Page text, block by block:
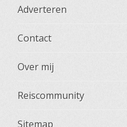
Adverteren
Contact
Over mij
Reiscommunity
Sitemap